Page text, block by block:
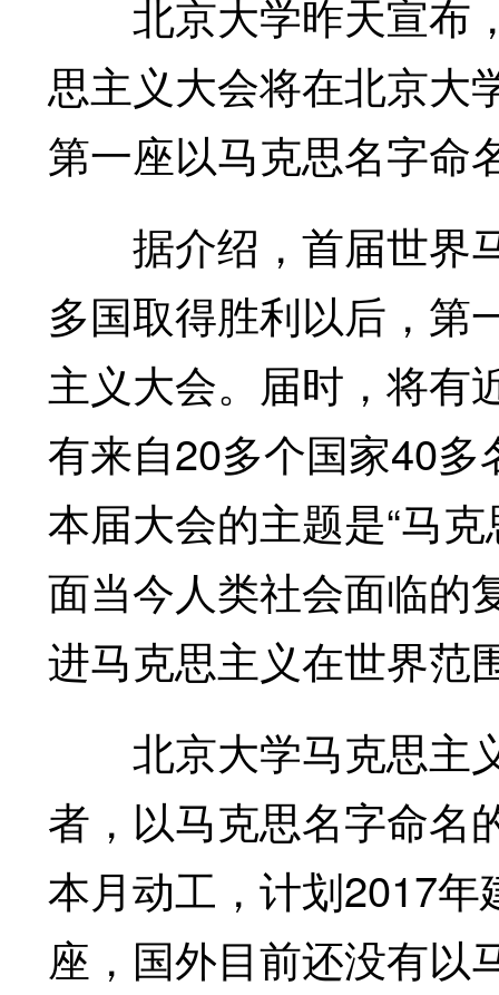
北京大学昨天宣布
思主义大会将在北京大
第一座以马克思名字命
据介绍，首届世界
多国取得胜利以后，第
主义大会。届时，将有
有来自20多个国家40
本届大会的主题是“马
面当今人类社会面临的
进马克思主义在世界范
北京大学马克思主
者，以马克思名字命名
本月动工，计划2017
座，国外目前还没有以